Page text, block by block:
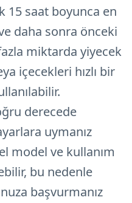
15 saat boyunca en
daha sonra önceki
miktarda yiyecek
içecekleri hızlı bir
derecede
uymanız
model ve kullanım
bu nedenle
başvurmanız